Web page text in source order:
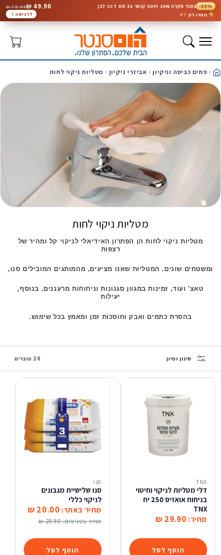
-38% צמוד תקרה SOFI 24W קוטר 33 סמ CCT לבן 49.90 ₪
79.90 ₪
נותרו רק 47 לרכישה
המשך
לתוכן
סל
קניות
בית פחים כביסה וניקיון אביזרי ניקיון מטליות ניקוי לחות
מטליות ניקוי לחות
מטליות ניקוי לחות הן הפתרון האידיאלי לניקוי קל ומהיר של
רצפות
ומשטחים שונים. המטליות שאנו מציעים, מהמותגים המובילים סנו,
טאצ' ועוד, זמינות במגוון סגנונות וניחוחות מרעננים. בנוסף,
יעילות
בהסרת כתמים ואבק וחוסכות זמן ומאמץ בכל שימוש.
סינון ומיון 20 מוצרים
הוסף לסל
TNX
דלי מטליות לניקוי וחיטוי
בניחוח אואזיס 250 יח
TNX
מחיר: 29.90 ₪
הוסף לסל
סנו
סנו שלישיית מגבונים
לניקוי כללי
מחיר באתר: 20.00 ₪
מחיר בסניפים:29.90 ₪